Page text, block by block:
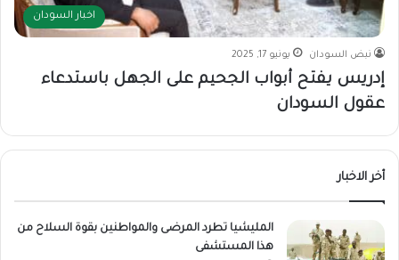
اخبار السودان
نبض السودان يونيو 17, 2025
إدريس يفتح أبواب الجحيم على الجهل باستدعاء
عقول السودان
أخر الاخبار
المليشيا تطرد المرضى والمواطنين بقوة السلاح من
هذا المستشفى